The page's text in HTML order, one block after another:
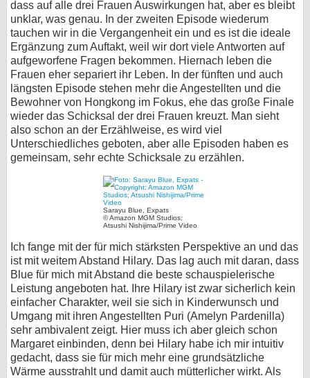
dass auf alle drei Frauen Auswirkungen hat, aber es bleibt
unklar, was genau. In der zweiten Episode wiederum
tauchen wir in die Vergangenheit ein und es ist die ideale
Ergänzung zum Auftakt, weil wir dort viele Antworten auf
aufgeworfene Fragen bekommen. Hiernach leben die
Frauen eher separiert ihr Leben. In der fünften und auch
längsten Episode stehen mehr die Angestellten und die
Bewohner von Hongkong im Fokus, ehe das große Finale
wieder das Schicksal der drei Frauen kreuzt. Man sieht
also schon an der Erzählweise, es wird viel
Unterschiedliches geboten, aber alle Episoden haben es
gemeinsam, sehr echte Schicksale zu erzählen.
Sarayu Blue, Expats
© Amazon MGM Studios;
Atsushi Nishijima/Prime Video
Ich fange mit der für mich stärksten Perspektive an und das
ist mit weitem Abstand Hilary. Das lag auch mit daran, dass
Blue für mich mit Abstand die beste schauspielerische
Leistung angeboten hat. Ihre Hilary ist zwar sicherlich kein
einfacher Charakter, weil sie sich in Kinderwunsch und
Umgang mit ihren Angestellten Puri (Amelyn Pardenilla)
sehr ambivalent zeigt. Hier muss ich aber gleich schon
Margaret einbinden, denn bei Hilary habe ich mir intuitiv
gedacht, dass sie für mich mehr eine grundsätzliche
Wärme ausstrahlt und damit auch mütterlicher wirkt. Als